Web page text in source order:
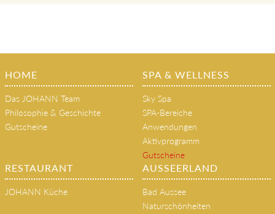
HOME
Das JOHANN Team
Philosophie & Geschichte
Gutscheine
SPA & WELLNESS
Sky Spa
SPA-Bereiche
Anwendungen
Aktivprogramm
Gutscheine
RESTAURANT
JOHANN Küche
AUSSEERLAND
Bad Aussee
Naturschönheiten